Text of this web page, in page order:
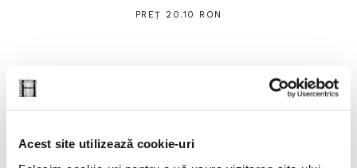
Acest site utilizează cookie-uri
PREȚ 20.10 RON